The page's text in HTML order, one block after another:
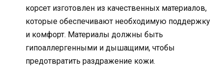
корсет изготовлен из качественных материалов,
которые обеспечивают необходимую поддержку
и комфорт. Материалы должны быть
гипоаллергенными и дышащими, чтобы
предотвратить раздражение кожи.